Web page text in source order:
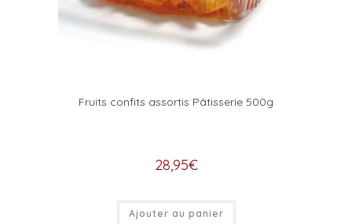
Fruits confits assortis Pâtisserie 500g
28,95€
Ajouter au panier